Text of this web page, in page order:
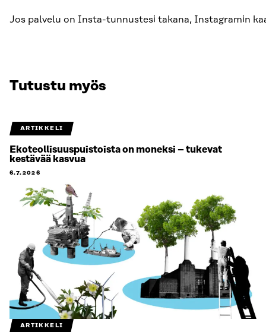
Jos palvelu on Insta-tunnustesi takana, Instagramin
Tutustu myös
ARTIKKELI
Ekoteollisuuspuistoista on moneksi – tukevat
kestävää kasvua
6.7.2026
ARTIKKELI